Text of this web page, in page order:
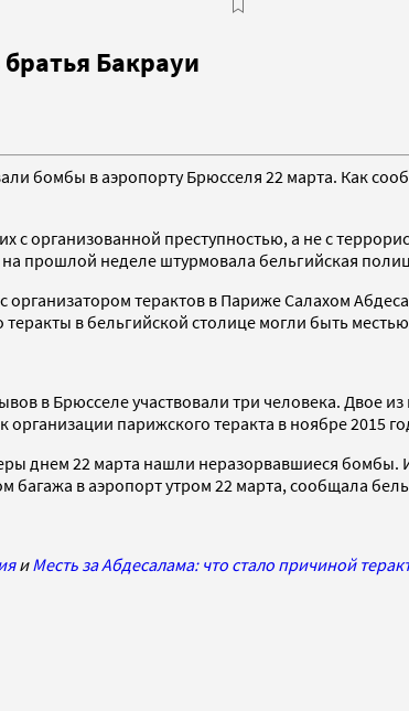
Бакрауи
бомбы в аэропорту Брюсселя 22 марта. Как
организованной преступностью, а не с
прошлой неделе штурмовала бельгийская
организатором терактов в Париже Салахом
в бельгийской столице могли быть
в Брюсселе участвовали три человека. Двое
парижского теракта в ноябре 2015
днем 22 марта нашли неразорвавшиеся
в аэропорт утром 22 марта, сообщала
иМесть за Абдесалама: что стало причиной